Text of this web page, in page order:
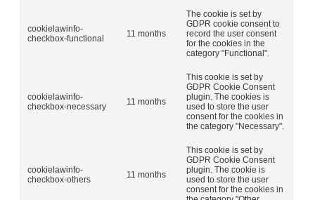
cookielawinfo-
checkbox-functional
11 months
The cookie is set by
GDPR cookie consent to
record the user consent
for the cookies in the
category "Functional".
cookielawinfo-
checkbox-necessary
11 months
This cookie is set by
GDPR Cookie Consent
plugin. The cookies is
used to store the user
consent for the cookies in
the category "Necessary".
cookielawinfo-
checkbox-others
11 months
This cookie is set by
GDPR Cookie Consent
plugin. The cookie is
used to store the user
consent for the cookies in